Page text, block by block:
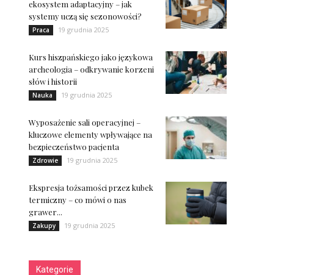
ekosystem adaptacyjny – jak
systemy uczą się sezonowości?
Praca 19 grudnia 2025
Kurs hiszpańskiego jako językowa
archeologia – odkrywanie korzeni
słów i historii
Nauka 19 grudnia 2025
Wyposażenie sali operacyjnej –
kluczowe elementy wpływające na
bezpieczeństwo pacjenta
Zdrowie 19 grudnia 2025
Ekspresja tożsamości przez kubek
termiczny – co mówi o nas
grawer...
Zakupy 19 grudnia 2025
Kategorie